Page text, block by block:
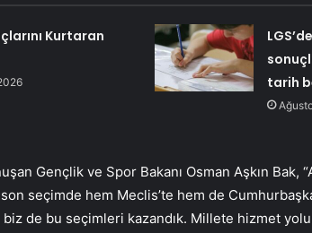
Kurtaran
tarih
Gençlik ve Spor Bakanı Osman Aşkın Bak,
seçimde hem Meclis’te hem de
de bu seçimleri kazandık. Millete hizmet